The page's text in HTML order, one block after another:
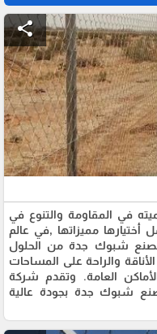
share
في المقاومة والتنوع في
مميزاتها ,في عالم
مصنع شبوك جدة من الحلول
والراحة على المساحات
العامة. وتقدم شركة
شبوك جدة بجودة عالية